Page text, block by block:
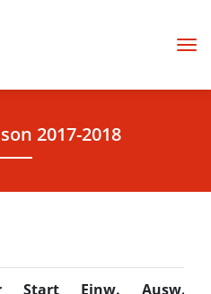
2017-2018
Start Einw. Ausw.